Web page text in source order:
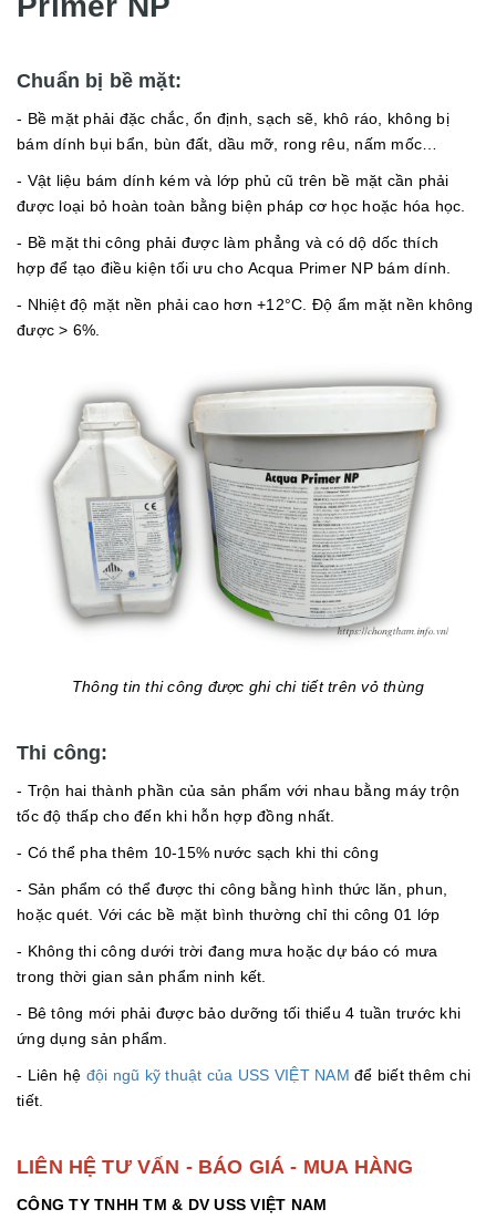
Chuẩn bị bề mặt:
- Bề mặt phải đặc chắc, ổn định, sạch sẽ, khô ráo, không bị
bám dính bụi bẩn, bùn đất, dầu mỡ, rong rêu, nấm mốc…
- Vật liệu bám dính kém và lớp phủ cũ trên bề mặt cần phải
được loại bỏ hoàn toàn bằng biện pháp cơ học hoặc hóa học.
- Bề mặt thi công phải được làm phẳng và có dộ dốc thích
hợp để tạo điều kiện tối ưu cho Acqua Primer NP bám dính.
- Nhiệt độ mặt nền phải cao hơn +12°C. Độ ẩm mặt nền không
được > 6%.
Thông tin thi công được ghi chi tiết trên vỏ thùng
Thi công:
- Trộn hai thành phần của sản phẩm với nhau bằng máy trộn
tốc độ thấp cho đến khi hỗn hợp đồng nhất.
- Có thể pha thêm 10-15% nước sạch khi thi công
- Sản phẩm có thể được thi công bằng hình thức lăn, phun,
hoặc quét. Với các bề mặt bình thường chỉ thi công 01 lớp
- Không thi công dưới trời đang mưa hoặc dự báo có mưa
trong thời gian sản phẩm ninh kết.
- Bê tông mới phải được bảo dưỡng tối thiểu 4 tuần trước khi
ứng dụng sản phẩm.
- Liên hệ đội ngũ kỹ thuật của USS VIỆT NAM để biết thêm chi
tiết.
LIÊN HỆ TƯ VẤN - BÁO GIÁ - MUA HÀNG
CÔNG TY TNHH TM & DV USS VIỆT NAM